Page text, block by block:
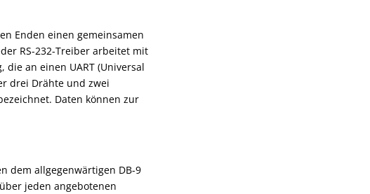
Enden einen gemeinsamen
RS-232-Treiber arbeitet mit
an einen UART (Universal
drei Drähte und zwei
Daten können zur
dem allgegenwärtigen DB-9
jeden angebotenen